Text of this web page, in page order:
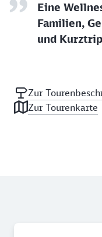
Eine
Familien,
und Kurztrip
Zur
Zur Tourenkarte